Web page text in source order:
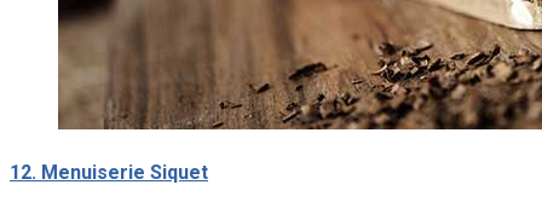
12. Menuiserie Siquet